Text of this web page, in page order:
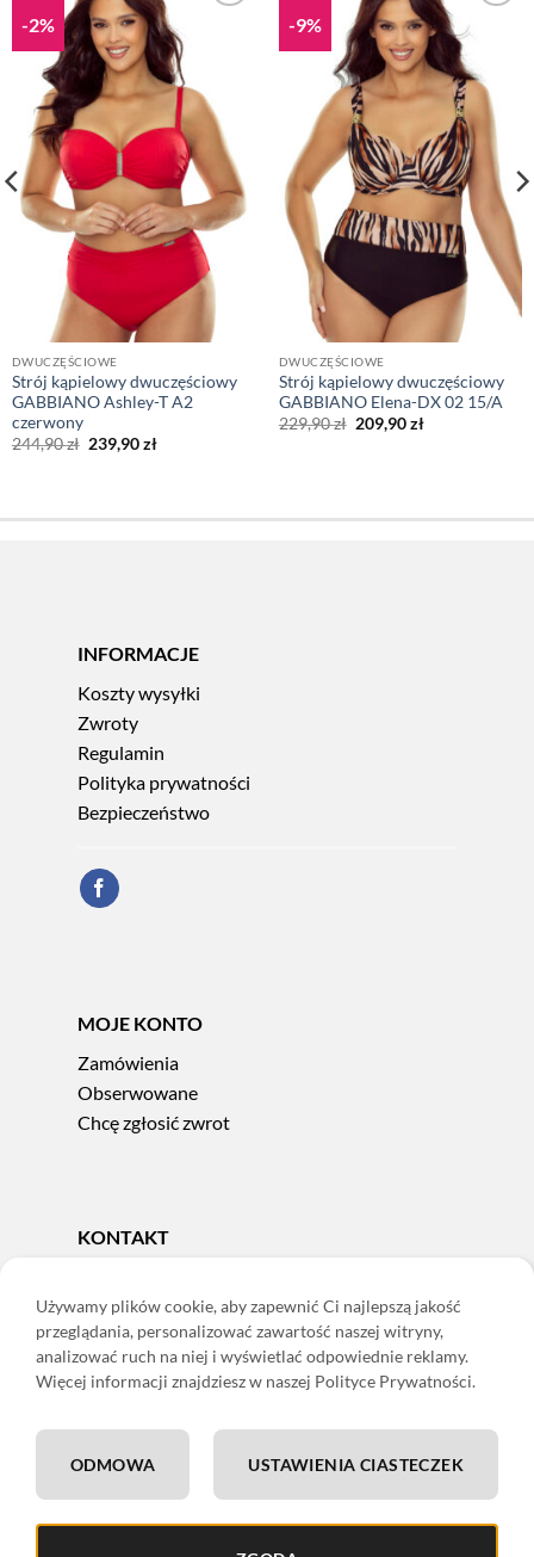
-2%
DWUCZĘŚCIOWE
Strój kąpielowy dwuczęściowy
GABBIANO Ashley-T A2
czerwony
244,90zł Pierwotna
cena
239,90złAktualna
-9%
DWUCZĘŚCIOWE
Strój kąpielowy dwuczęściowy
GABBIANO Elena-DX 02 15/A
229,90zł Pierwotna
cena
209,90złAktualna
INFORMACJE
Koszty wysyłki
Zwroty
Regulamin
Polityka prywatności
Bezpieczeństwo
MOJE KONTO
Zamówienia
Obserwowane
Chcę zgłosić zwrot
KONTAKT
e-mail:sklep@adoris.pl
poniedziałek - piątek 8:00-16:00
Adoris Dorota Święcka
58-502 Jelenia Góra
Używamy plików cookie, aby zapewnić Ci najlepszą jakość
przeglądania, personalizować zawartość naszej witryny,
analizować ruch na niej i wyświetlać odpowiednie reklamy.
Więcej informacji znajdziesz w naszej Polityce Prywatności.
USTAWIENIA CIASTECZEK
ODMOWA